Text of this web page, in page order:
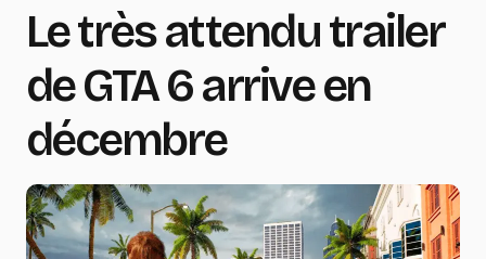
Le très attendu trailer
de GTA 6 arrive en
décembre